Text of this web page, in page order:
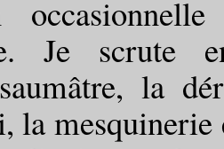
Je
la
la